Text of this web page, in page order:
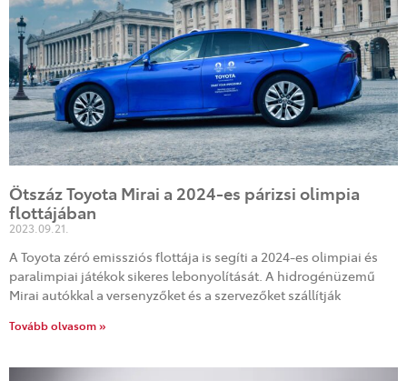
Ötszáz Toyota Mirai a 2024-es párizsi olimpia
flottájában
2023.09.21.
A Toyota zéró emissziós flottája is segíti a 2024-es olimpiai és
paralimpiai játékok sikeres lebonyolítását. A hidrogénüzemű
Mirai autókkal a versenyzőket és a szervezőket szállítják
Tovább olvasom »